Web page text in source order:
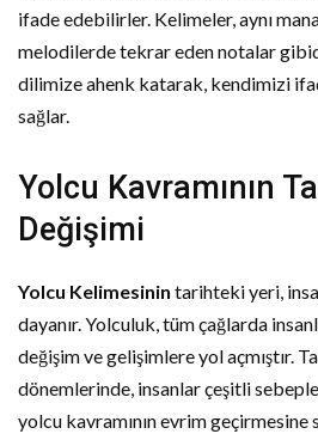
ifade edebilirler. Kelimeler, aynı
melodilerde tekrar eden notalar
dilimize ahenk katarak, kendimizi
sağlar.
Yolcu Kavramının
Değişimi
Yolcu Kelimesinin tarihteki yeri,
dayanır. Yolculuk, tüm çağlarda
değişim ve gelişimlere yol açmıştır.
dönemlerinde, insanlar çeşitli
yolcu kavramının evrim